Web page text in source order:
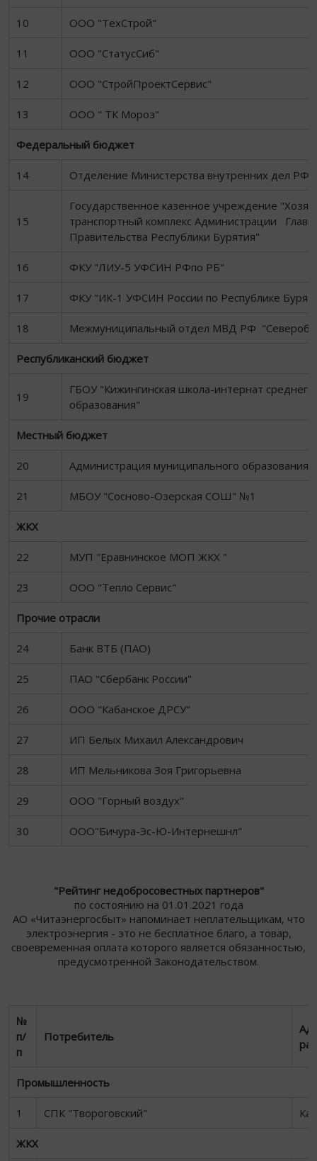
10 ООО "ТехСтрой"
11 ООО "СтатусСиб"
12 ООО "СтройПроектСервис"
13 ООО " ТК Мороз"
Федеральный бюджет
14 Отделение Министерства внутренних дел РФ
15
Государственное казенное учреждение
транспортный комплекс Администрации
Правительства Республики Бурятия"
16 ФКУ "ЛИУ-5 УФСИН РФпо РБ"
17 ФКУ "ИК-1 УФСИН России по Республике
18 Межмуниципальный отдел МВД РФ
Республиканский бюджет
19
ГБОУ "Кижингинская школа-интернат
образования"
Местный бюджет
20 Администрация муниципального образования
21 МБОУ "Сосново-Озерская СОШ" №1
ЖКХ
22 МУП "Еравнинское МОП ЖКХ "
23 ООО "Тепло Сервис"
Прочие отрасли
24 Банк ВТБ (ПАО)
25 ПАО "Сбербанк России"
26 ООО "Кабанское ДРСУ"
27 ИП Белых Михаил Александрович
28 ИП Мельникова Зоя Григорьевна
29 ООО "Горный воздух"
30 ООО"Бичура-Эс-Ю-Интернешнл"
"Рейтинг недобросовестных партнеров"
по состоянию на 01.01.2021 года
АО «Читаэнергосбыт» напоминает неплательщикам, что
электроэнергия - это не бесплатное благо, а товар,
своевременная оплата которого является обязанностью,
предусмотренной Законодательством.
№
п/
п
Потребитель
Промышленность
1 СПК "Твороговский"
ЖКХ